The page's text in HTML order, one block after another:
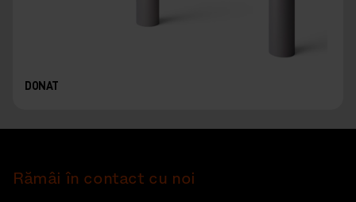
DONAT
Rămâi în contact cu noi